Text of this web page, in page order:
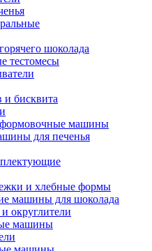
шоколада
тестомесы
и бисквита
машины
для печенья
и хлебные формы
машины для шоколада
округлители
машины